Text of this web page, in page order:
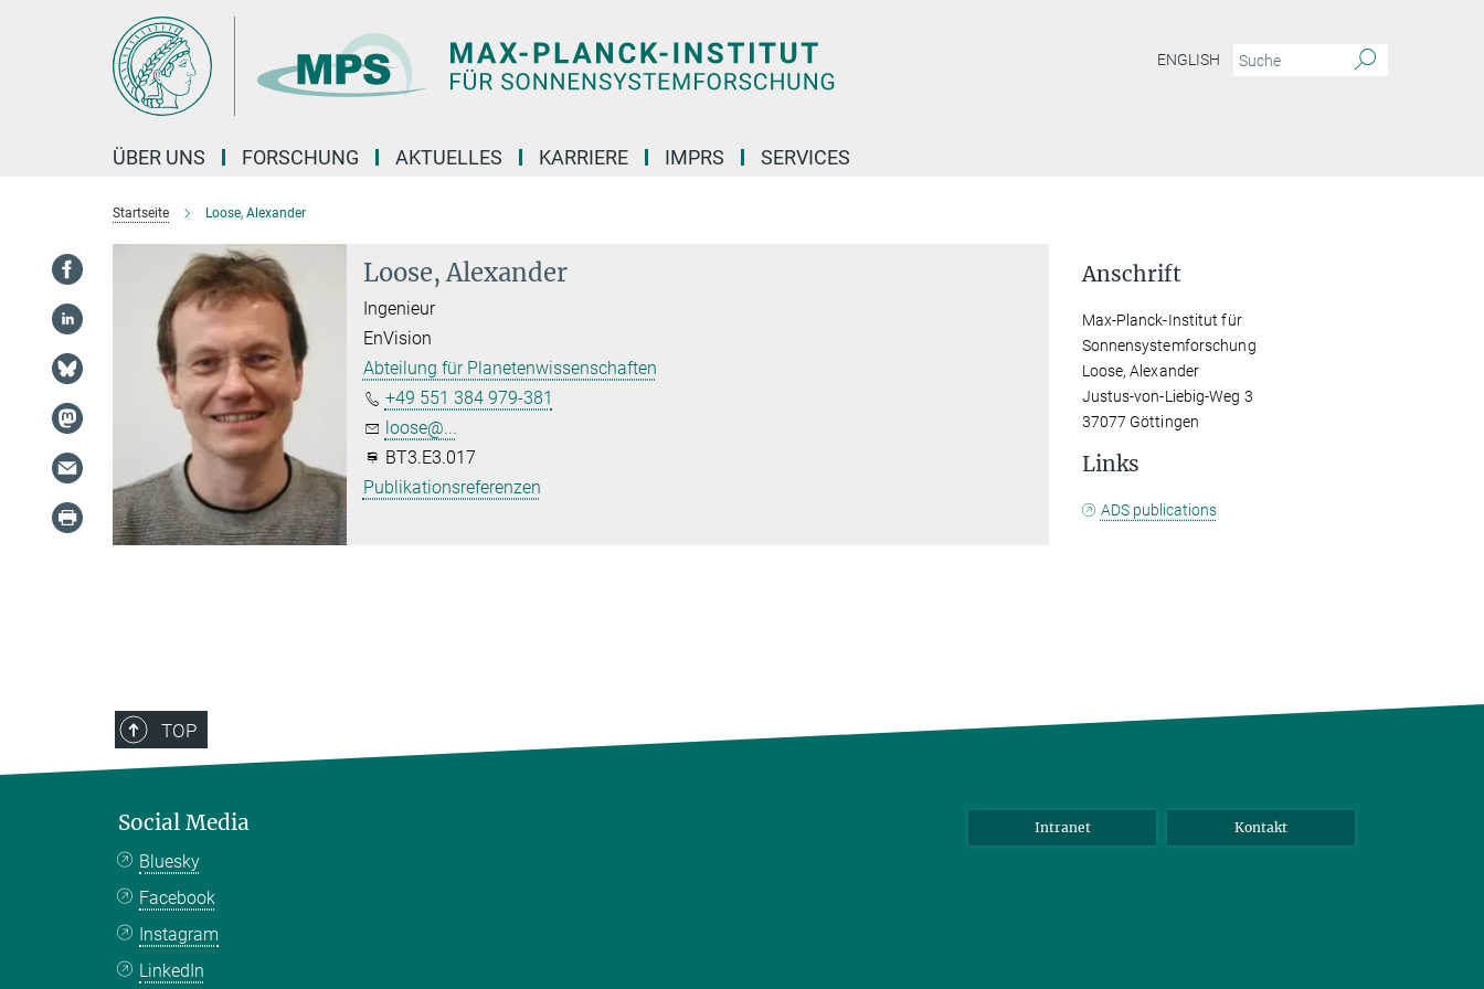
ENGLISH
ÜBER UNS FORSCHUNG AKTUELLES KARRIERE IMPRS SERVICES
Startseite Loose, Alexander
Loose, Alexander
Ingenieur
EnVision
Abteilung für Planetenwissenschaften
+49 551 384 979-381
loose@...
BT3.E3.017
Publikationsreferenzen
Anschrift
Max-Planck-Institut für
Sonnensystemforschung
Loose, Alexander
Justus-von-Liebig-Weg 3
37077 Göttingen
Links
ADS publications
TOP
Social Media
Bluesky
Facebook
Instagram
LinkedIn
Intranet Kontakt